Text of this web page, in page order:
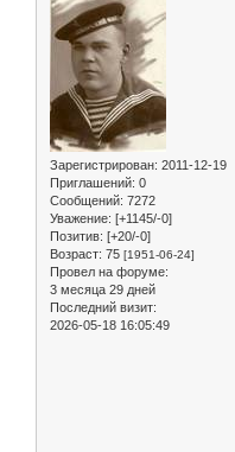
Зарегистрирован: 2011-12-19
Приглашений: 0
Сообщений: 7272
Уважение: [+1145/-0]
Позитив: [+20/-0]
Возраст: 75 [1951-06-24]
Провел на форуме:
3 месяца 29 дней
Последний визит:
2026-05-18 16:05:49